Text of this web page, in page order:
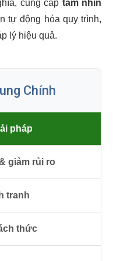
cung cấp tầm nhìn
tự động hóa quy trình,
lý hiệu quả.
Chính
pháp
giảm rủi ro
tranh
thức